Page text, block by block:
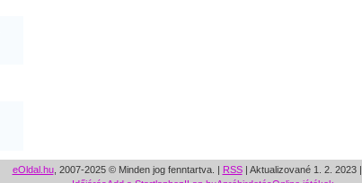
eOldal.hu, 2007-2025 © Minden jog fenntartva. | RSS| Aktualizované 1. 2. 2023|